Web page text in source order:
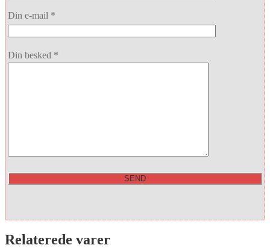
Din e-mail *
Din besked *
Relaterede varer